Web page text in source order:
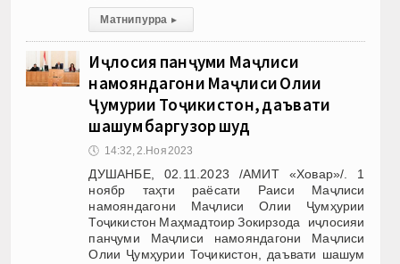
Матни пурра ▸
Иҷлосия панҷуми Маҷлиси
намояндагони Маҷлиси Олии
Ҷумҳурии Тоҷикистон, даъвати
шашум баргузор шуд
🕔 14:32, 2.Ноя 2023
ДУШАНБЕ, 02.11.2023 /АМИТ «Ховар»/. 1
ноябр таҳти раёсати Раиси Маҷлиси
намояндагони Маҷлиси Олии Ҷумҳурии
Тоҷикистон Маҳмадтоир Зокирзода иҷлосияи
панҷуми Маҷлиси намояндагони Маҷлиси
Олии Ҷумҳурии Тоҷикистон, даъвати шашум